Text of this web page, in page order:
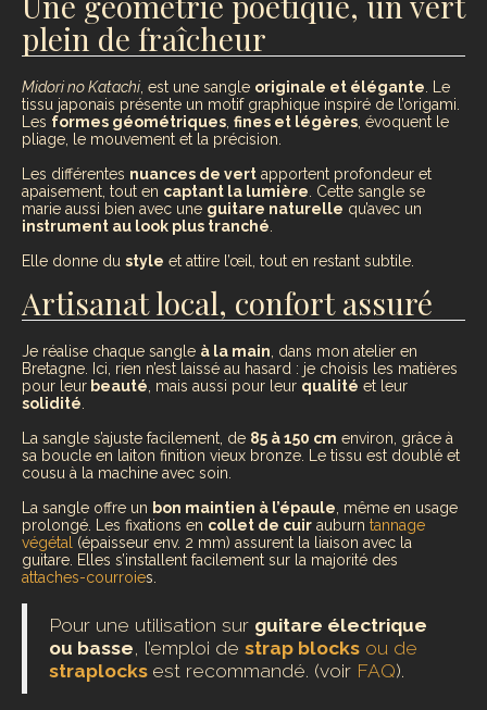
plein de fraîcheur
Midori no Katachi , est une sangle originale et élégante . Le
tissu japonais présente un motif graphique inspiré de l’origami.
Les formes géométriques fines et légères , évoquent le
pliage, le mouvement et la précision.
Les différentes nuances de vert apportent profondeur et
apaisement, tout en captant la lumière . Cette sangle se
marie aussi bien avec une guitare naturelle qu’avec un
instrument au look plus tranché
Elle donne du style et attire l’œil, tout en restant subtile.
Artisanat local, confort assuré
Je réalise chaque sangle à la main , dans mon atelier en
Bretagne. Ici, rien n’est laissé au hasard : je choisis les matières
pour leur beauté , mais aussi pour leur qualité et leur
solidité
La sangle s’ajuste facilement, de 85 à 150 cm environ, grâce à
sa boucle en laiton finition vieux bronze. Le tissu est doublé et
cousu à la machine avec soin.
La sangle offre un bon maintien à l’épaule , même en usage
prolongé. Les fixations en collet de cuir auburn tannage
végétal
(épaisseur env. 2 mm) assurent la liaison avec la
guitare. Elles s’installent facilement sur la majorité des
attaches-courroies.
Pour une utilisation sur guitare électrique
ou basse, l’emploi de strap blocks ou de
straplocks est recommandé. (voir FAQ).